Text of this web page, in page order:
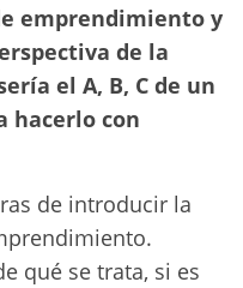
emprendimiento y
de la
el A, B, C de un
hacerlo con
de introducir la
qué se trata, si es